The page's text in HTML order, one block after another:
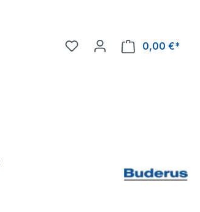
0,00 €*